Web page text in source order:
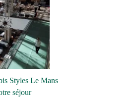
Styles Le Mans
séjour